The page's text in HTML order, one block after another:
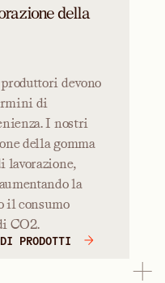
della
devono
di
I nostri
della gomma
lavorazione,
la
il consumo
CO2.
PRODOTTI